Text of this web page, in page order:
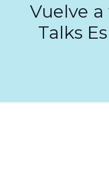
Vuelve
Talks